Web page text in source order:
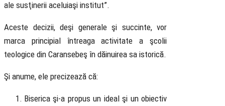
ale susţinerii aceluiaşi institut”.
Aceste decizii, deşi generale şi succinte, vor
marca principial întreaga activitate a şcolii
teologice din Caransebeş în dăinuirea sa istorică.
Şi anume, ele precizează că:
Biserica şi-a propus un ideal şi un obiectiv